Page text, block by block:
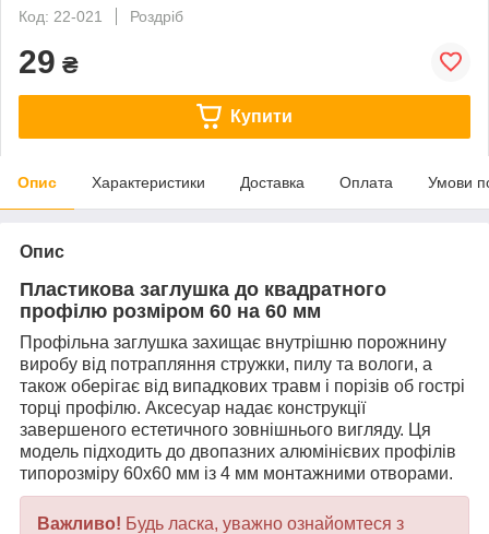
Код: 22-021
Роздріб
29 ₴
Купити
Опис Характеристики Доставка Оплата Умови
Опис
Пластикова заглушка до квадратного
профілю розміром 60 на 60 мм
Профільна заглушка захищає внутрішню порожнину
виробу від потрапляння стружки, пилу та вологи, а
також оберігає від випадкових травм і порізів об гострі
торці профілю. Аксесуар надає конструкції
завершеного естетичного зовнішнього вигляду. Ця
модель підходить до двопазних алюмінієвих профілів
типорозміру 60х60 мм із 4 мм монтажними отворами.
Важливо! Будь ласка, уважно ознайомтеся з